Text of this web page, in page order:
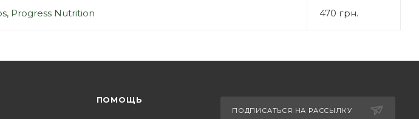
Progress Nutrition 470 грн.
ПОМОЩЬ
ПОДПИСАТЬСЯ НА РАССЫЛКУ